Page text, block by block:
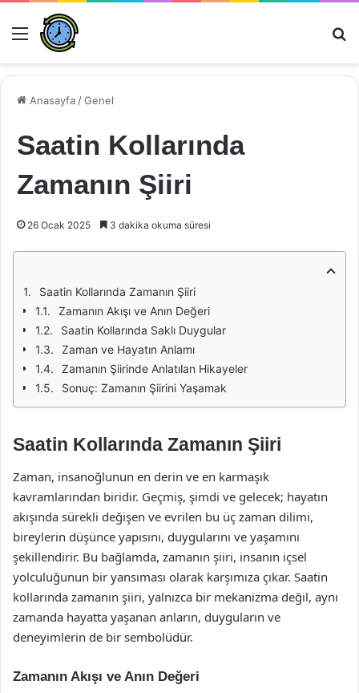
Menü
Anasayfa /Genel
Saatin Kollarında
Zamanın Şiiri
26 Ocak 2025 3 dakika okuma süresi
Saatin Kollarında Zamanın Şiiri
Zamanın Akışı ve Anın Değeri
Saatin Kollarında Saklı Duygular
Zaman ve Hayatın Anlamı
Zamanın Şiirinde Anlatılan Hikayeler
Sonuç: Zamanın Şiirini Yaşamak
Saatin Kollarında Zamanın Şiiri
Zaman, insanoğlunun en derin ve en karmaşık
kavramlarından biridir. Geçmiş, şimdi ve gelecek; hayatın
akışında sürekli değişen ve evrilen bu üç zaman dilimi,
bireylerin düşünce yapısını, duygularını ve yaşamını
şekillendirir. Bu bağlamda, zamanın şiiri, insanın içsel
yolculuğunun bir yansıması olarak karşımıza çıkar. Saatin
kollarında zamanın şiiri, yalnızca bir mekanizma değil, aynı
zamanda hayatta yaşanan anların, duyguların ve
deneyimlerin de bir sembolüdür.
Zamanın Akışı ve Anın Değeri